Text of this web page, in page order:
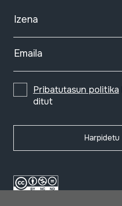
Izena
Emaila
Pribatutasun politika
ditut
Harpidetu